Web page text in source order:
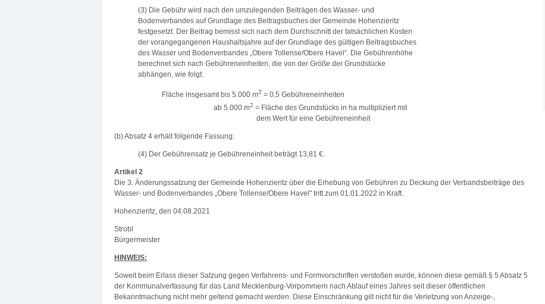
(3) Die Gebühr wird nach den umzulegenden Beiträgen des Wasser- und
Bodenverbandes auf Grundlage des Beitragsbuches der Gemeinde Hohenzieritz
festgesetzt. Der Beitrag bemisst sich nach dem Durchschnitt der tatsächlichen Kosten
der vorangegangenen Haushaltsjahre auf der Grundlage des gültigen Beitragsbuches
des Wasser und Bodenverbandes „Obere Tollense/Obere Havel“. Die Gebührenhöhe
berechnet sich nach Gebühreneinheiten, die von der Größe der Grundstücke
abhängen, wie folgt:
Fläche insgesamt bis 5.000 m2 = 0,5 Gebühreneinheiten
ab 5.000 m2 = Fläche des Grundstücks in ha multipliziert mit
dem Wert für eine Gebühreneinheit
(b) Absatz 4 erhält folgende Fassung:
(4) Der Gebührensatz je Gebühreneinheit beträgt 13,81 €.
Artikel 2
Die 3. Änderungssatzung der Gemeinde Hohenzieritz über die Erhebung von Gebühren zu Deckung der Verbandsbeiträge des
Wasser- und Bodenverbandes „Obere Tollense/Obere Havel" tritt zum 01.01.2022 in Kraft.
Hohenzieritz, den 04.08.2021
Strobl
Bürgermeister
HINWEIS:
Soweit beim Erlass dieser Satzung gegen Verfahrens- und Formvorschriften verstoßen wurde, können diese gemäß § 5 Absatz 5
der Kommunalverfassung für das Land Mecklenburg-Vorpommern nach Ablauf eines Jahres seit dieser öffentlichen
Bekanntmachung nicht mehr geltend gemacht werden. Diese Einschränkung gilt nicht für die Verletzung von Anzeige-,